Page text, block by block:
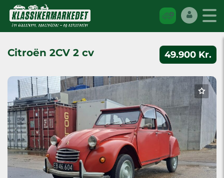
49.900 Kr.
Citroën 2CV 2 cv